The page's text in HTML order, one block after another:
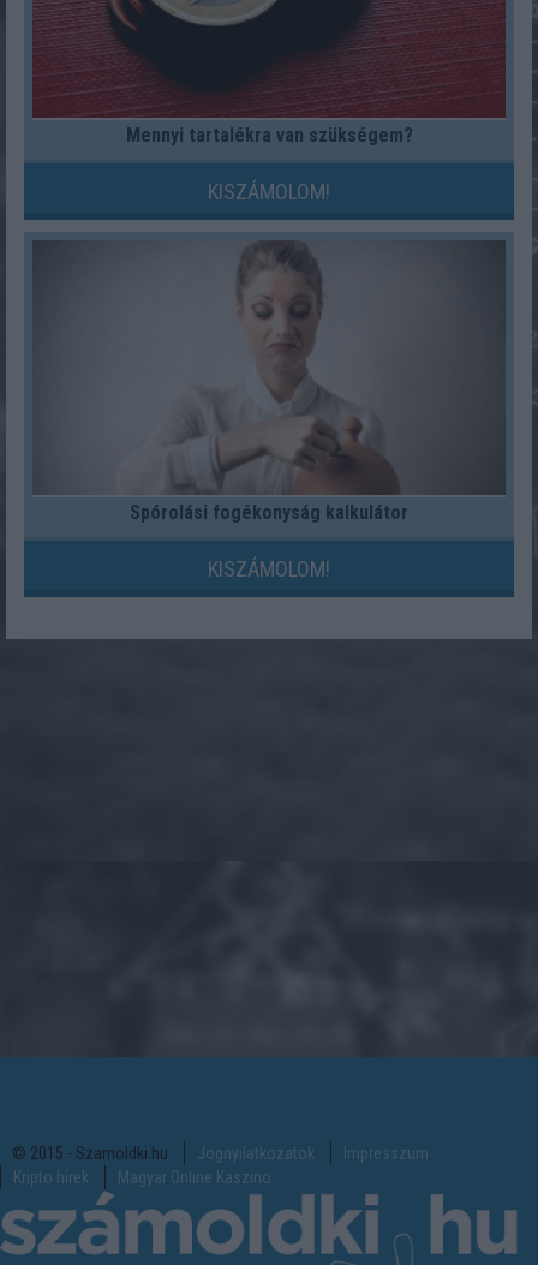
Mennyi tartalékra van szükségem?
KISZÁMOLOM!
Spórolási fogékonyság kalkulátor
KISZÁMOLOM!
© 2015 - Szamoldki.hu Jognyilatkozatok
Impresszum
Kripto hírek
Magyar Online Kaszino